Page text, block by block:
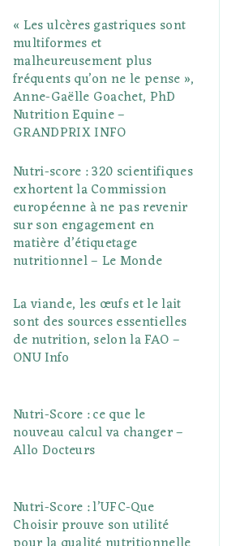
« Les ulcères gastriques sont
multiformes et
malheureusement plus
fréquents qu’on ne le pense »,
Anne-Gaëlle Goachet, PhD
Nutrition Equine –
GRANDPRIX INFO
Nutri-score : 320 scientifiques
exhortent la Commission
européenne à ne pas revenir
sur son engagement en
matière d’étiquetage
nutritionnel – Le Monde
La viande, les œufs et le lait
sont des sources essentielles
de nutrition, selon la FAO –
ONU Info
Nutri-Score : ce que le
nouveau calcul va changer –
Allo Docteurs
Nutri-Score : l’UFC-Que
Choisir prouve son utilité